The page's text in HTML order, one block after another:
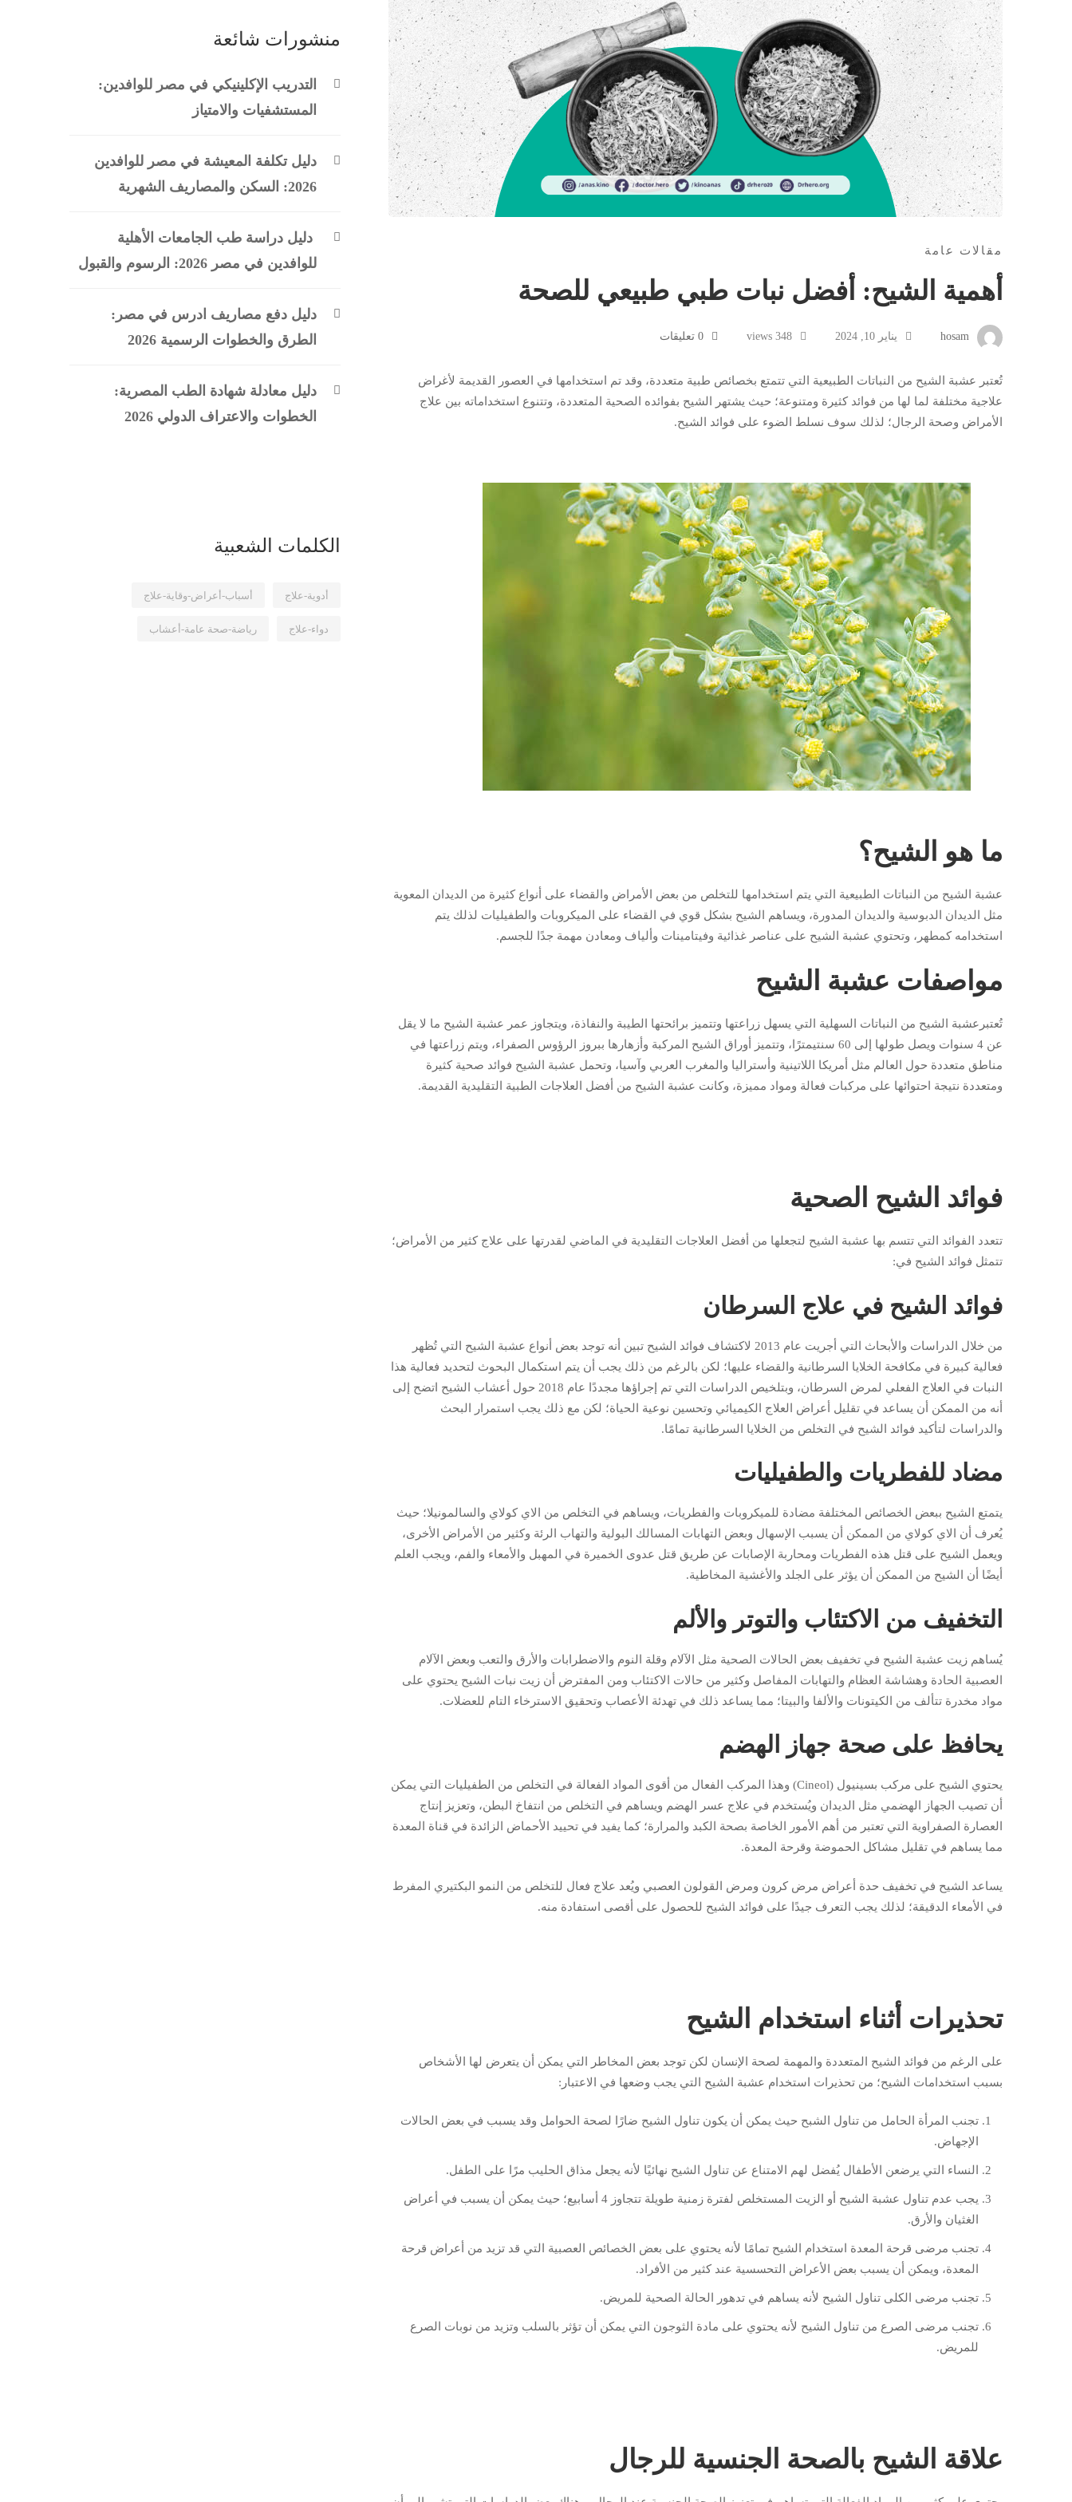
مقالات عامة
أهمية الشيح: أفضل نبات طبي طبيعي للصحة
يناير 10, 2024 348 views 0 تعليقات
تُعتبر عشبة الشيح من النباتات الطبيعية التي تتمتع بخصائص طبية متعددة، وقد تم استخدامها في العصور القديمة لأغراض
علاجية مختلفة لما لها من فوائد كثيرة ومتنوعة؛ حيث يشتهر الشيح بفوائده الصحية المتعددة، وتتنوع استخداماته بين علاج
الأمراض وصحة الرجال؛ لذلك سوف نسلط الضوء على فوائد الشيح.
ما هو الشيح؟
عشبة الشيح من النباتات الطبيعية التي يتم استخدامها للتخلص من بعض الأمراض والقضاء على أنواع كثيرة من الديدان المعوية
مثل الديدان الدبوسية والديدان المدورة، ويساهم الشيح بشكل قوي في القضاء على الميكروبات والطفيليات لذلك يتم
استخدامه كمطهر، وتحتوي عشبة الشيح على عناصر غذائية وفيتامينات وألياف ومعادن مهمة جدًا للجسم.
مواصفات عشبة الشيح
تُعتبرعشبة الشيح من النباتات السهلية التي يسهل زراعتها وتتميز برائحتها الطيبة والنفاذة، ويتجاوز عمر عشبة الشيح ما لا يقل
عن 4 سنوات ويصل طولها إلى 60 سنتيمترًا، وتتميز أوراق الشيح المركبة وأزهارها ببروز الرؤوس الصفراء، ويتم زراعتها في
مناطق متعددة حول العالم مثل أمريكا اللاتينية وأستراليا والمغرب العربي وآسيا، وتحمل عشبة الشيح فوائد صحية كثيرة
ومتعددة نتيجة احتوائها على مركبات فعالة ومواد مميزة، وكانت عشبة الشيح من أفضل العلاجات الطبية التقليدية القديمة.
فوائد الشيح الصحية
تتعدد الفوائد التي تتسم بها عشبة الشيح لتجعلها من أفضل العلاجات التقليدية في الماضي لقدرتها على علاج كثير من الأمراض؛
تتمثل فوائد الشيح في:
فوائد الشيح في علاج السرطان
من خلال الدراسات والأبحاث التي أجريت عام 2013 لاكتشاف فوائد الشيح تبين أنه توجد بعض أنواع عشبة الشيح التي تُظهر
فعالية كبيرة في مكافحة الخلايا السرطانية والقضاء عليها؛ لكن بالرغم من ذلك يجب أن يتم استكمال البحوث لتحديد فعالية هذا
النبات في العلاج الفعلي لمرض السرطان، وبتلخيص الدراسات التي تم إجراؤها مجددًا عام 2018 حول أعشاب الشيح اتضح إلى
أنه من الممكن أن يساعد في تقليل أعراض العلاج الكيميائي وتحسين نوعية الحياة؛ لكن مع ذلك يجب استمرار البحث
والدراسات لتأكيد فوائد الشيح في التخلص من الخلايا السرطانية تمامًا.
مضاد للفطريات والطفيليات
يتمتع الشيح ببعض الخصائص المختلفة مضادة للميكروبات والفطريات، ويساهم في التخلص من الاي كولاي والسالمونيلا؛ حيث
يُعرف أن الاي كولاي من الممكن أن يسبب الإسهال وبعض التهابات المسالك البولية والتهاب الرئة وكثير من الأمراض الأخرى،
ويعمل الشيح على قتل هذه الفطريات ومحاربة الإصابات عن طريق قتل عدوى الخميرة في المهبل والأمعاء والفم، ويجب العلم
أيضًا أن الشيح من الممكن أن يؤثر على الجلد والأغشية المخاطية.
التخفيف من الاكتئاب والتوتر والألم
يُساهم زيت عشبة الشيح في تخفيف بعض الحالات الصحية مثل الآلام وقلة النوم والاضطرابات والأرق والتعب وبعض الآلام
العصبية الحادة وهشاشة العظام والتهابات المفاصل وكثير من حالات الاكتئاب ومن المفترض أن زيت نبات الشيح يحتوي على
مواد مخدرة تتألف من الكيتونات والألفا والبيتا؛ مما يساعد ذلك في تهدئة الأعصاب وتحقيق الاسترخاء التام للعضلات.
يحافظ على صحة جهاز الهضم
يحتوي الشيح على مركب بسينيول (Cineol) وهذا المركب الفعال من أقوى المواد الفعالة في التخلص من الطفيليات التي يمكن
أن تصيب الجهاز الهضمي مثل الديدان ويُستخدم في علاج عسر الهضم ويساهم في التخلص من انتفاخ البطن، وتعزيز إنتاج
العصارة الصفراوية التي تعتبر من أهم الأمور الخاصة بصحة الكبد والمرارة؛ كما يفيد في تحييد الأحماض الزائدة في قناة المعدة
مما يساهم في تقليل مشاكل الحموضة وقرحة المعدة.
يساعد الشيح في تخفيف حدة أعراض مرض كرون ومرض القولون العصبي ويُعد علاج فعال للتخلص من النمو البكتيري المفرط
في الأمعاء الدقيقة؛ لذلك يجب التعرف جيدًا على فوائد الشيح للحصول على أقصى استفادة منه.
تحذيرات أثناء استخدام الشيح
على الرغم من فوائد الشيح المتعددة والمهمة لصحة الإنسان لكن توجد بعض المخاطر التي يمكن أن يتعرض لها الأشخاص
بسبب استخدامات الشيح؛ من تحذيرات استخدام عشبة الشيح التي يجب وضعها في الاعتبار:
تجنب المرأة الحامل من تناول الشبح حيث يمكن أن يكون تناول الشيح ضارًا لصحة الحوامل وقد يسبب في بعض الحالات
الإجهاض.
النساء التي يرضعن الأطفال يُفضل لهم الامتناع عن تناول الشيح نهائيًا لأنه يجعل مذاق الحليب مرًا على الطفل.
يجب عدم تناول عشبة الشيح أو الزيت المستخلص لفترة زمنية طويلة تتجاوز 4 أسابيع؛ حيث يمكن أن يسبب في أعراض
الغثيان والأرق.
تجنب مرضى قرحة المعدة استخدام الشيح تمامًا لأنه يحتوي على بعض الخصائص العصبية التي قد تزيد من أعراض قرحة
المعدة، ويمكن أن يسبب بعض الأعراض التحسسية عند كثير من الأفراد.
تجنب مرضى الكلى تناول الشيح لأنه يساهم في تدهور الحالة الصحية للمريض.
تجنب مرضى الصرع من تناول الشيح لأنه يحتوي على مادة الثوجون التي يمكن أن تؤثر بالسلب وتزيد من نوبات الصرع
للمريض.
علاقة الشيح بالصحة الجنسية للرجال
منشورات شائعة
التدريب الإكلينيكي في مصر للوافدين:
المستشفيات والامتياز
دليل تكلفة المعيشة في مصر للوافدين
2026: السكن والمصاريف الشهرية
دليل دراسة طب الجامعات الأهلية
للوافدين في مصر 2026: الرسوم والقبول
دليل دفع مصاريف ادرس في مصر:
الطرق والخطوات الرسمية 2026
دليل معادلة شهادة الطب المصرية:
الخطوات والاعتراف الدولي 2026
الكلمات الشعبية
أدوية-علاج أسباب-أعراض-وقاية-علاج
دواء-علاج رياضة-صحة عامة-أعشاب